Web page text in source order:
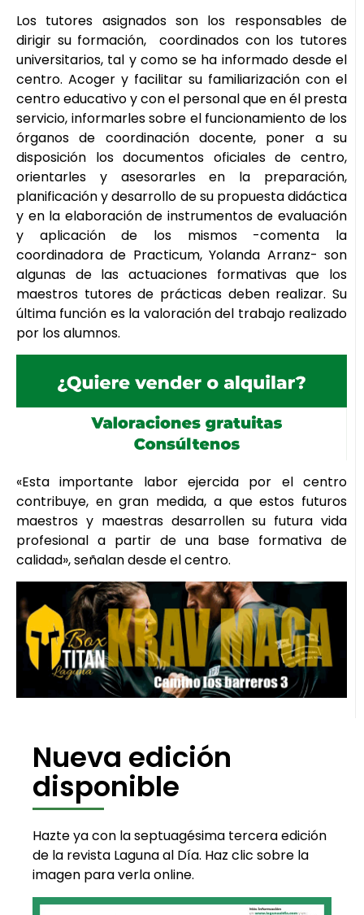
Los tutores asignados son los responsables de
dirigir su formación, coordinados con los tutores
universitarios, tal y como se ha informado desde el
centro. Acoger y facilitar su familiarización con el
centro educativo y con el personal que en él presta
servicio, informarles sobre el funcionamiento de los
órganos de coordinación docente, poner a su
disposición los documentos oficiales de centro,
orientarles y asesorarles en la preparación,
planificación y desarrollo de su propuesta didáctica
y en la elaboración de instrumentos de evaluación
y aplicación de los mismos -comenta la
coordinadora de Practicum, Yolanda Arranz- son
algunas de las actuaciones formativas que los
maestros tutores de prácticas deben realizar. Su
última función es la valoración del trabajo realizado
por los alumnos.
«Esta importante labor ejercida por el centro
contribuye, en gran medida, a que estos futuros
maestros y maestras desarrollen su futura vida
profesional a partir de una base formativa de
calidad», señalan desde el centro.
Nueva edición
disponible
Hazte ya con la septuagésima tercera edición
de la revista Laguna al Día. Haz clic sobre la
imagen para verla online.